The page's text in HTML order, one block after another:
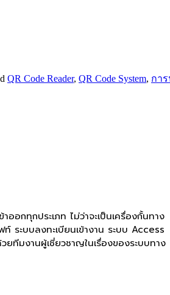
QR Code Reader, QR Code System, การ
ออกทุกประเภท ไม่ว่าจะเป็นเครื่องกั้นทาง
ระบบลงทะเบียนเข้างาน ระบบ Access
ทีมงานผู้เชี่ยวชาญในเรื่องของระบบทาง